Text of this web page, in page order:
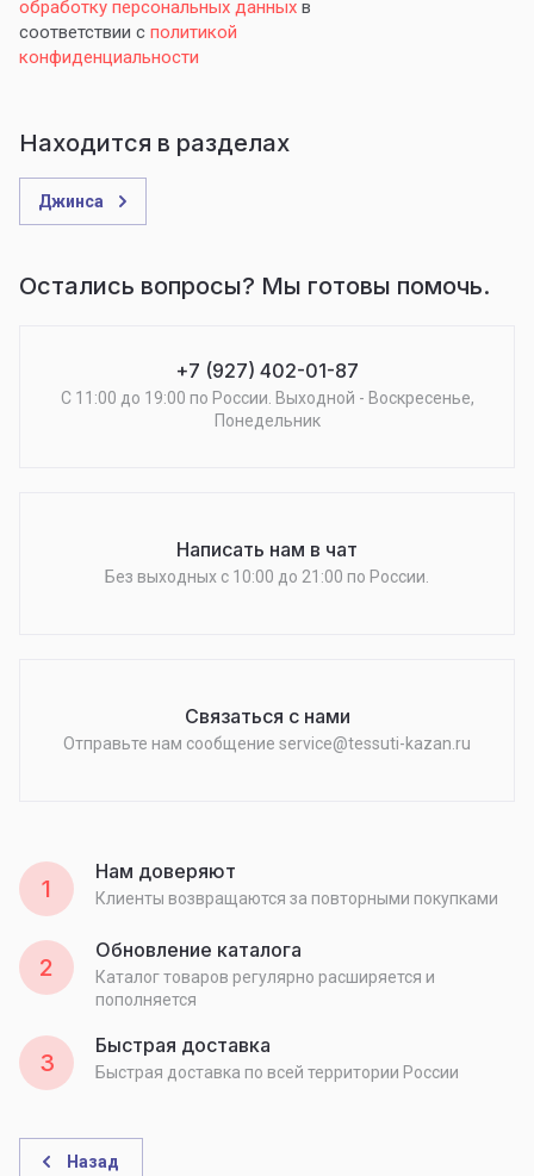
обработку персональных данных в
соответствии с политикой
конфиденциальности
Находится в разделах
Джинса
Остались вопросы? Мы готовы помочь.
+7 (927) 402-01-87
С 11:00 до 19:00 по России. Выходной - Воскресенье,
Понедельник
Написать нам в чат
Без выходных c 10:00 до 21:00 по России.
Связаться с нами
Отправьте нам сообщение service@tessuti-kazan.ru
1
Нам доверяют
Клиенты возвращаются за повторными покупками
2
Обновление каталога
Каталог товаров регулярно расширяется и
пополняется
3
Быстрая доставка
Быстрая доставка по всей территории России
Назад